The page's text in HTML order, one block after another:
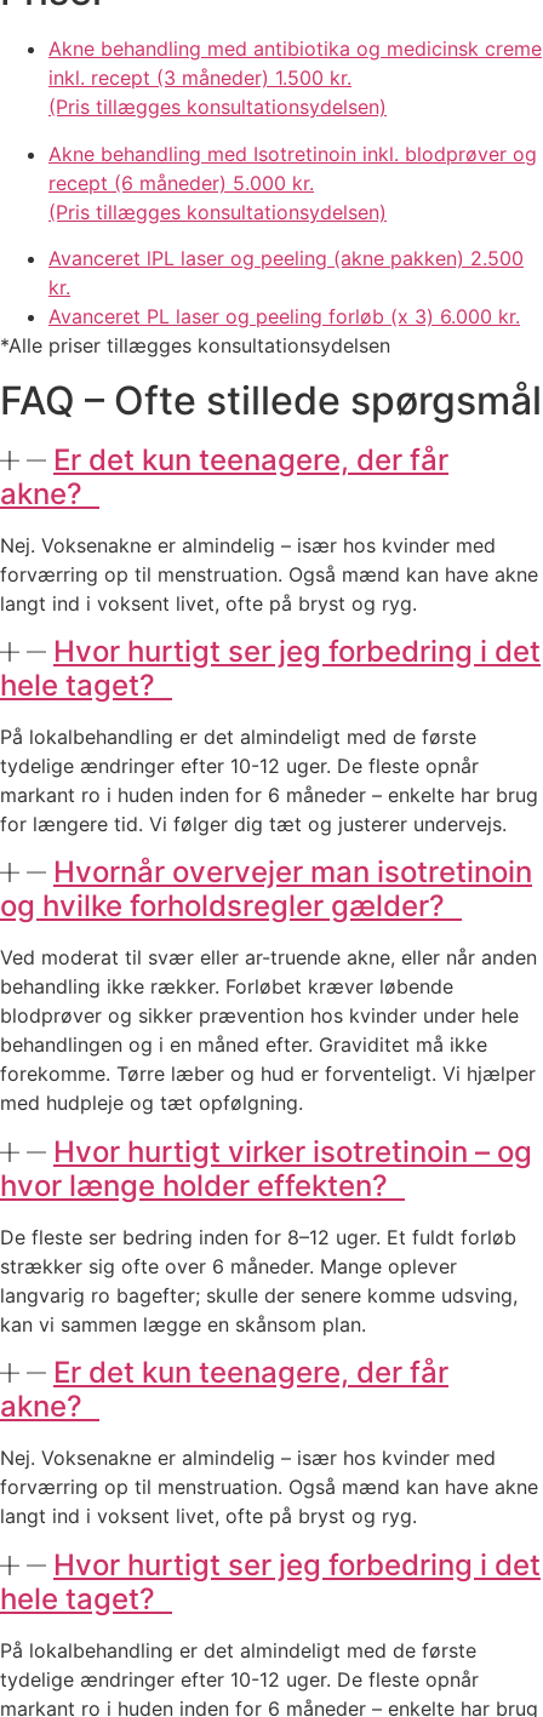
Akne behandling med antibiotika og medicinsk creme
inkl. recept (3 måneder) 1.500 kr.
(Pris tillægges konsultationsydelsen)
Akne behandling med Isotretinoin inkl. blodprøver og
recept (6 måneder) 5.000 kr.
(Pris tillægges konsultationsydelsen)
Avanceret lPL laser og peeling (akne pakken) 2.500
kr.
Avanceret PL laser og peeling forløb (x 3) 6.000 kr.
*Alle priser tillægges konsultationsydelsen
FAQ – Ofte stillede spørgsmål
Er det kun teenagere, der får
akne?
Nej. Voksenakne er almindelig – især hos kvinder med
forværring op til menstruation. Også mænd kan have akne
langt ind i voksent livet, ofte på bryst og ryg.
Hvor hurtigt ser jeg forbedring i det
hele taget?
På lokalbehandling er det almindeligt med de første
tydelige ændringer efter 10-12 uger. De fleste opnår
markant ro i huden inden for 6 måneder – enkelte har brug
for længere tid. Vi følger dig tæt og justerer undervejs.
Hvornår overvejer man isotretinoin
og hvilke forholdsregler gælder?
Ved moderat til svær eller ar-truende akne, eller når anden
behandling ikke rækker. Forløbet kræver løbende
blodprøver og sikker prævention hos kvinder under hele
behandlingen og i en måned efter. Graviditet må ikke
forekomme. Tørre læber og hud er forventeligt. Vi hjælper
med hudpleje og tæt opfølgning.
Hvor hurtigt virker isotretinoin – og
hvor længe holder effekten?
De fleste ser bedring inden for 8–12 uger. Et fuldt forløb
strækker sig ofte over 6 måneder. Mange oplever
langvarig ro bagefter; skulle der senere komme udsving,
kan vi sammen lægge en skånsom plan.
Er det kun teenagere, der får
akne?
Nej. Voksenakne er almindelig – især hos kvinder med
forværring op til menstruation. Også mænd kan have akne
langt ind i voksent livet, ofte på bryst og ryg.
Hvor hurtigt ser jeg forbedring i det
hele taget?
På lokalbehandling er det almindeligt med de første
tydelige ændringer efter 10-12 uger. De fleste opnår
markant ro i huden inden for 6 måneder – enkelte har brug